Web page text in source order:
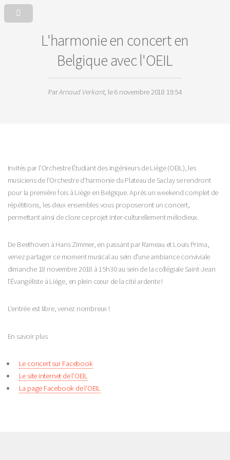
L'harmonie en concert en
Belgique avec l'OEIL
ParArnaud Verkant, le 6 novembre 2018 19:54
Invités par l'Orchestre Étudiant des Ingénieurs de Liège (OEIL), les
musiciens de l'Orchestre d'harmonie du Plateau de Saclay se rendront
pour la première fois à Liège en Belgique. Après un weekend complet de
répétitions, les deux ensembles vous proposeront un concert,
permettant ainsi de clore ce projet inter-culturellement mélodieux.
De Beethoven à Hans Zimmer, en passant par Rameau et Louis Prima,
venez partager ce moment musical au sein d'une ambiance conviviale
dimanche 18 novembre 2018 à 15h30 au sein de la collégiale Saint-Jean
l’Évangéliste à Liège, en plein cœur de la cité ardente !
L'entrée est libre, venez nombreux !
En savoir plus
Le concert sur Facebook
Le site internet de l'OEIL
La page Facebook de l'OEIL